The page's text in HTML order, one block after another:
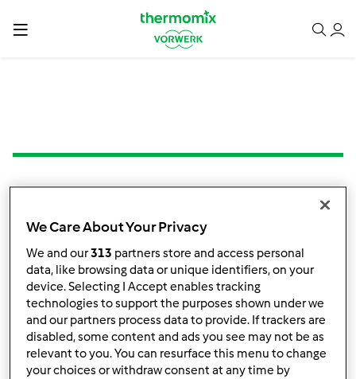
Pasta ziemniaczano-
krewetkowa
przezBaradora13
1 0 -- --
We Care About Your Privacy
We and our313 partners store and access personal
data, like browsing data or unique identifiers, on your
device. Selecting I Accept enables tracking
technologies to support the purposes shown under we
and our partners process data to provide. If trackers are
disabled, some content and ads you see may not be as
relevant to you. You can resurface this menu to change
your choices or withdraw consent at any time by